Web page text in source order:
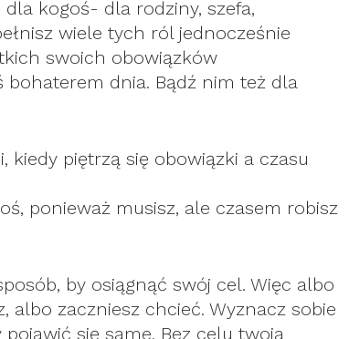
kogoś- dla rodziny, szefa,
wiele tych ról jednocześnie
swoich obowiązków
dnia. Bądź nim też dla
piętrzą się obowiązki a czasu
ponieważ musisz, ale czasem robisz
by osiągnąć swój cel. Więc albo
albo zaczniesz chcieć. Wyznacz sobie
się same. Bez celu twoja